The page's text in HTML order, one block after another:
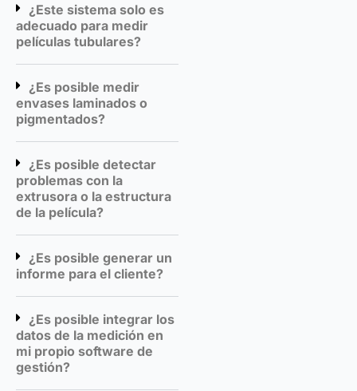
¿Este sistema solo es
adecuado para medir
películas tubulares?
¿Es posible medir
envases laminados o
pigmentados?
¿Es posible detectar
problemas con la
extrusora o la estructura
de la película?
¿Es posible generar un
informe para el cliente?
¿Es posible integrar los
datos de la medición en
mi propio software de
gestión?